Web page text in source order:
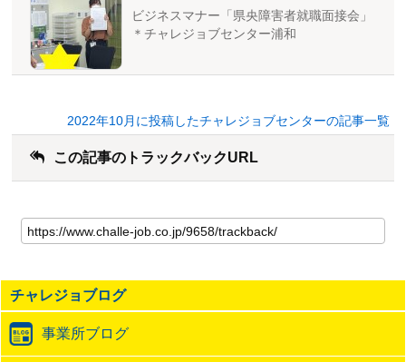
ビジネスマナー「県央障害者就職面接会」
＊チャレジョブセンター浦和
2022年10月に投稿したチャレジョブセンターの記事一覧
この記事のトラックバックURL
の
記
の
ト
ラ
ッ
ク
チャレジョブログ
事業所ブログ